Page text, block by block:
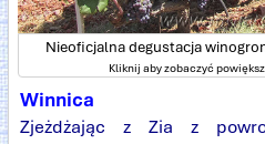
Nieoficjalna degustacja
Kliknij aby zobaczyć
Winnica
Zjeżdżając z Zia z